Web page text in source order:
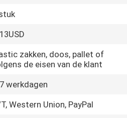
zakken, doos, pallet of
de eisen van de klant
werkdagen
Western Union, PayPal